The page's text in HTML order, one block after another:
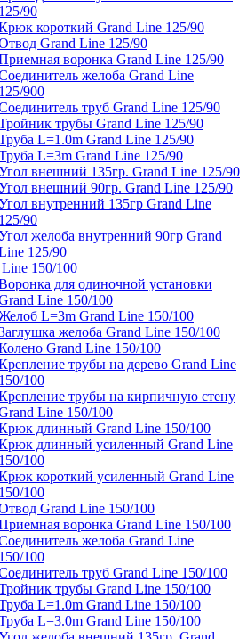
125/90
короткий Grand Line 125/90
Grand Line 125/90
воронка Grand Line 125/90
желоба Grand Line
125/900
труб Grand Line 125/90
трубы Grand Line 125/90
L=1.0m Grand Line 125/90
L=3m Grand Line 125/90
внешний 135гр. Grand Line 125/90
внешний 90гр. Grand Line 125/90
внутренний 135гр Grand Line
125/90
желоба внутренний 90гр Grand
125/90
150/100
для одиночной установки
Line 150/100
L=3m Grand Line 150/100
желоба Grand Line 150/100
Grand Line 150/100
трубы на дерево Grand Line
150/100
трубы на кирпичную стену
Line 150/100
длинный Grand Line 150/100
длинный усиленный Grand Line
150/100
короткий усиленный Grand Line
150/100
Grand Line 150/100
воронка Grand Line 150/100
желоба Grand Line
150/100
труб Grand Line 150/100
трубы Grand Line 150/100
L=1.0m Grand Line 150/100
L=3.0m Grand Line 150/100